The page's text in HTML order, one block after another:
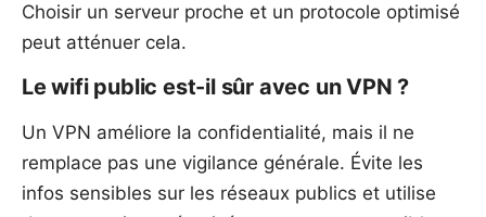
Choisir un serveur proche et un protocole optimisé
peut atténuer cela.
Le wifi public est-il sûr avec un VPN ?
Un VPN améliore la confidentialité, mais il ne
remplace pas une vigilance générale. Évite les
infos sensibles sur les réseaux publics et utilise